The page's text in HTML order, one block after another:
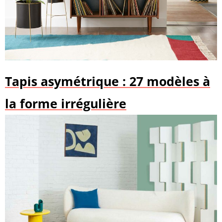
Tapis asymétrique : 27 modèles à
la forme irrégulière